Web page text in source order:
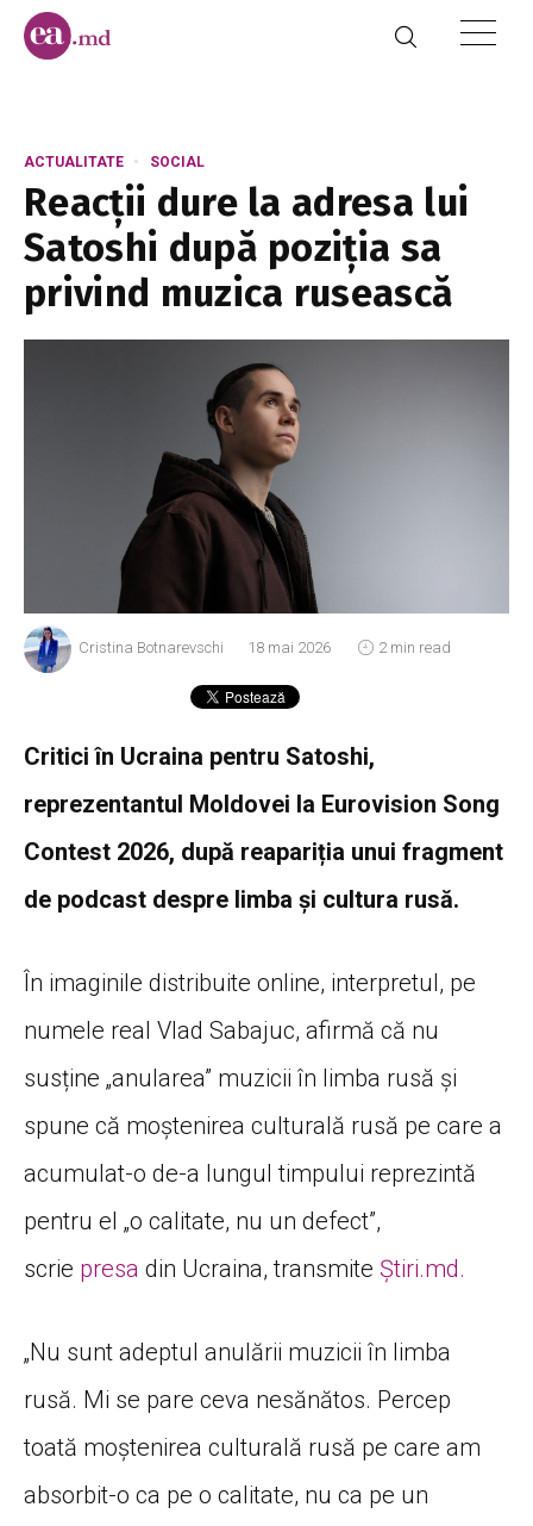
ACTUALITATE SOCIAL
Reacții dure la adresa lui
Satoshi după poziția sa
privind muzica rusească
Cristina Botnarevschi 18 mai 2026 2 min read
Critici în Ucraina pentru Satoshi,
reprezentantul Moldovei la Eurovision Song
Contest 2026, după reapariția unui fragment
de podcast despre limba și cultura rusă.
În imaginile distribuite online, interpretul, pe
numele real Vlad Sabajuc, afirmă că nu
susține „anularea” muzicii în limba rusă și
spune că moștenirea culturală rusă pe care a
acumulat-o de-a lungul timpului reprezintă
pentru el „o calitate, nu un defect”,
scrie presa din Ucraina, transmite Știri.md.
„Nu sunt adeptul anulării muzicii în limba
rusă. Mi se pare ceva nesănătos. Percep
toată moștenirea culturală rusă pe care am
absorbit-o ca pe o calitate, nu ca pe un